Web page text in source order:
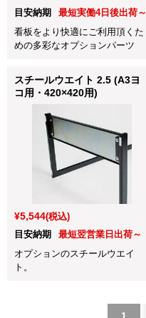
目安納期
最短実働4日後出荷～
看板をより快適にご利用頂くた
めの多彩なオプションパーツ
スチールウエイト 2.5 (A3ヨ
コ用・420×420用)
¥5,544(税込)
目安納期
最短翌営業日出荷～
オプションのスチールウエイ
ト。